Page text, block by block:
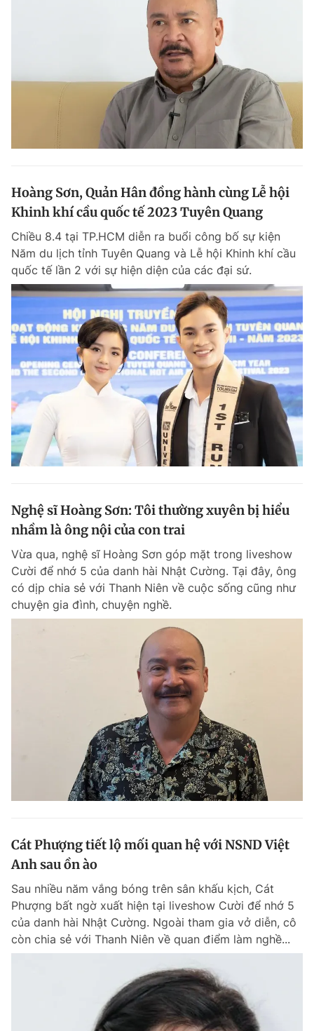
Hoàng Sơn, Quản Hân đồng hành cùng Lễ hội
Khinh khí cầu quốc tế 2023 Tuyên Quang
Chiều 8.4 tại TP.HCM diễn ra buổi công bố sự kiện
Năm du lịch tỉnh Tuyên Quang và Lễ hội Khinh khí cầu
quốc tế lần 2 với sự hiện diện của các đại sứ.
Nghệ sĩ Hoàng Sơn: Tôi thường xuyên bị hiểu
nhầm là ông nội của con trai
Vừa qua, nghệ sĩ Hoàng Sơn góp mặt trong liveshow
Cười để nhớ 5 của danh hài Nhật Cường. Tại đây, ông
có dịp chia sẻ với Thanh Niên về cuộc sống cũng như
chuyện gia đình, chuyện nghề.
Cát Phượng tiết lộ mối quan hệ với NSND Việt
Anh sau ồn ào
Sau nhiều năm vắng bóng trên sân khấu kịch, Cát
Phượng bất ngờ xuất hiện tại liveshow Cười để nhớ 5
của danh hài Nhật Cường. Ngoài tham gia vở diễn, cô
còn chia sẻ với Thanh Niên về quan điểm làm nghề...